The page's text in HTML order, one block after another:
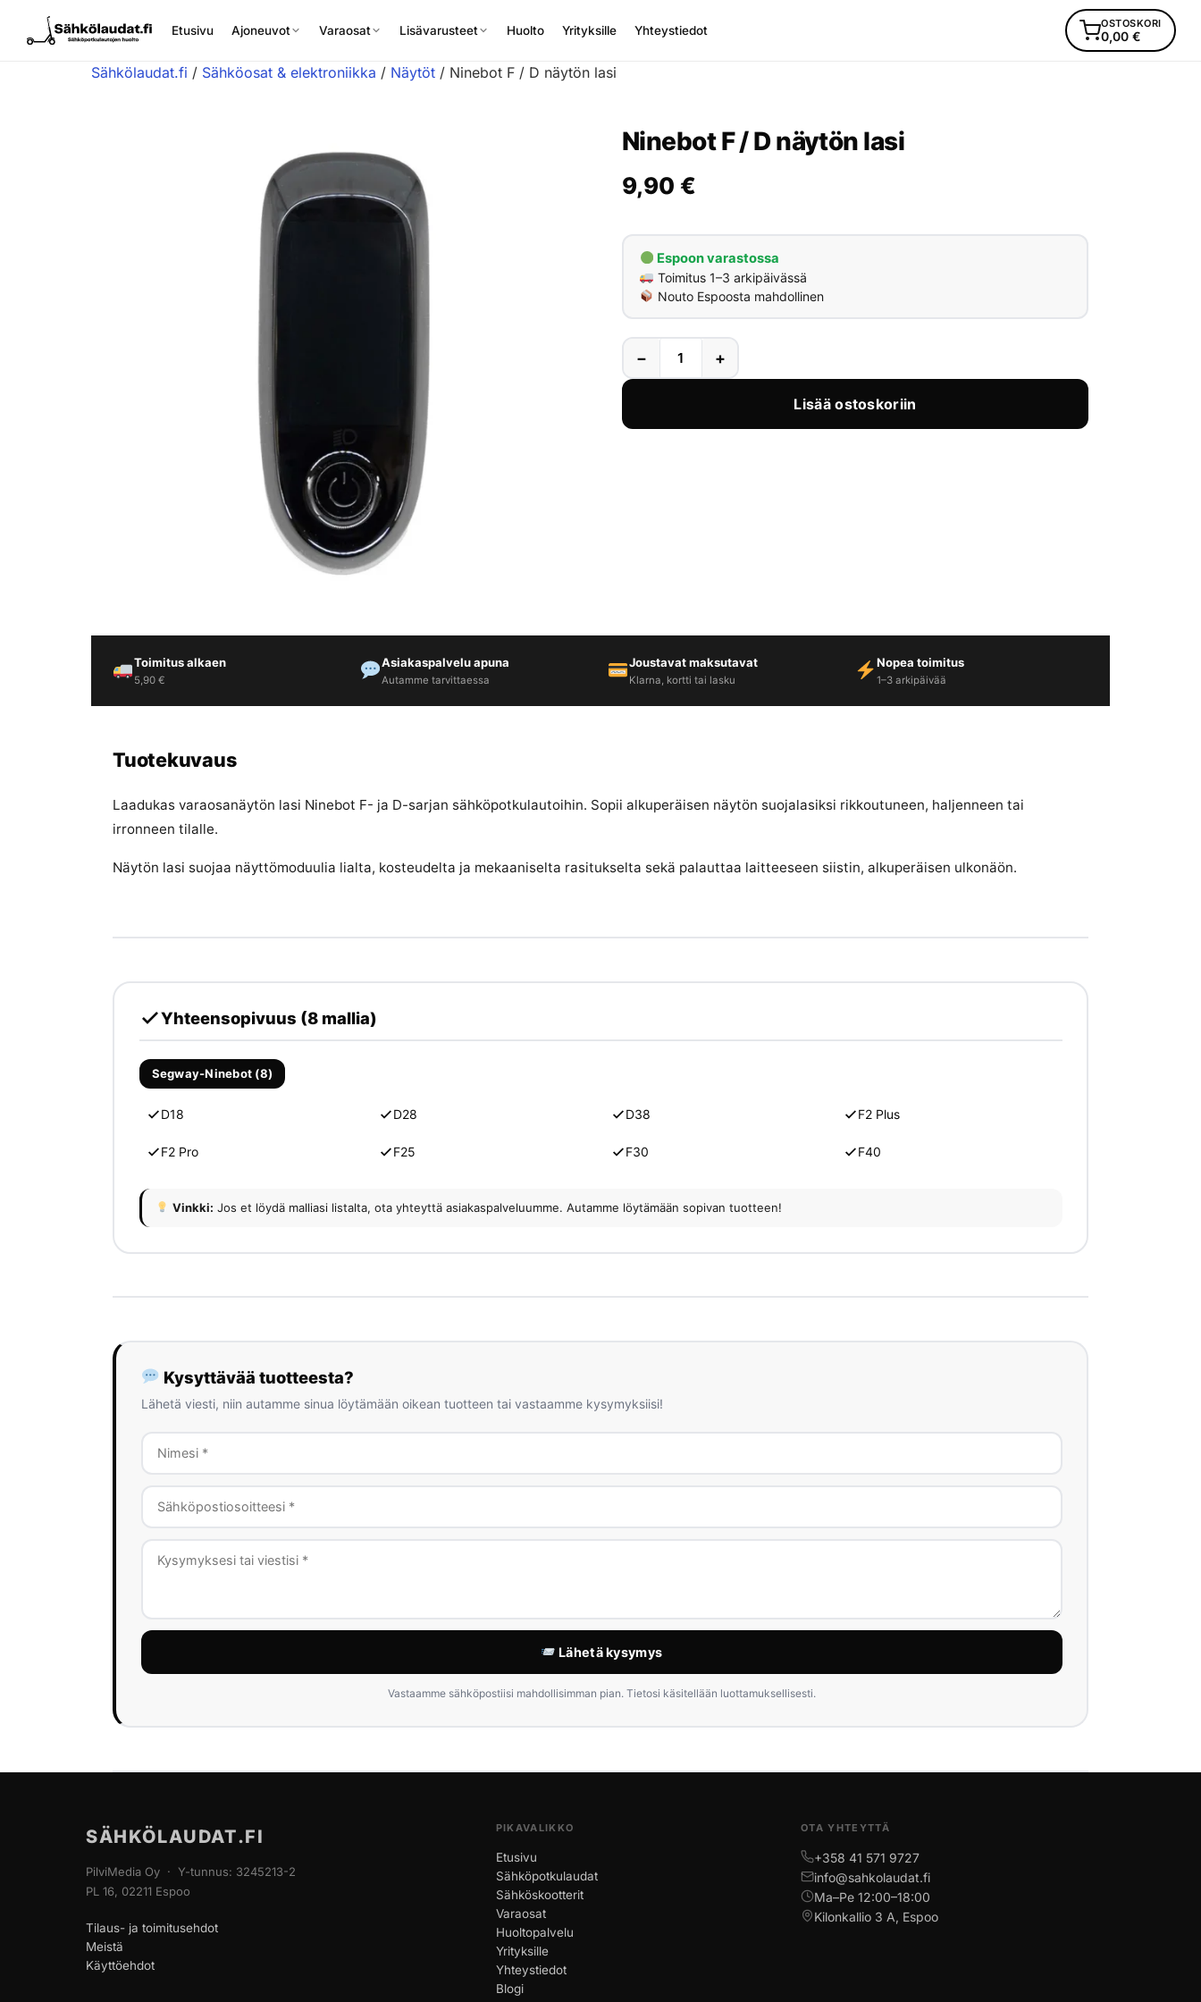
Etusivu Ajoneuvot Varaosat Lisävarusteet Huolto Yrityksille Yhteystiedot OSTOSKORI
0,00 €
Sähkölaudat.fi / Sähköosat & elektroniikka / Näytöt / Ninebot F / D näytön lasi
Ninebot F / D näytön lasi
9,90 €
Espoon varastossa
Toimitus 1–3 arkipäivässä
Nouto Espoosta mahdollinen
− +
Lisää ostoskoriin
Toimitus alkaen
5,90 €
Asiakaspalvelu apuna
Autamme tarvittaessa
Joustavat maksutavat
Klarna, kortti tai lasku
Nopea toimitus
1–3 arkipäivää
Tuotekuvaus
Laadukas varaosanäytön lasi Ninebot F- ja D-sarjan sähköpotkulautoihin. Sopii alkuperäisen näytön suojalasiksi rikkoutuneen, haljenneen tai
irronneen tilalle.
Näytön lasi suojaa näyttömoduulia lialta, kosteudelta ja mekaaniselta rasitukselta sekä palauttaa laitteeseen siistin, alkuperäisen ulkonäön.
Yhteensopivuus (8 mallia)
Segway-Ninebot (8)
D18 D28 D38 F2 Plus
F2 Pro F25 F30 F40
Vinkki: Jos et löydä malliasi listalta, ota yhteyttä asiakaspalveluumme. Autamme löytämään sopivan tuotteen!
Kysyttävää tuotteesta?
Lähetä viesti, niin autamme sinua löytämään oikean tuotteen tai vastaamme kysymyksiisi!
Lähetä kysymys
Vastaamme sähköpostiisi mahdollisimman pian. Tietosi käsitellään luottamuksellisesti.
SÄHKÖLAUDAT.FI
PilviMedia Oy · Y-tunnus: 3245213-2
PL 16, 02211 Espoo
Tilaus- ja toimitusehdot
Meistä
Käyttöehdot
PIKAVALIKKO
Etusivu
Sähköpotkulaudat
Sähköskootterit
Varaosat
Huoltopalvelu
Yrityksille
Yhteystiedot
Blogi
OTA YHTEYTTÄ
+358 41 571 9727
info@sahkolaudat.fi
Ma–Pe 12:00–18:00
Kilonkallio 3 A, Espoo